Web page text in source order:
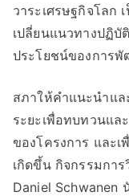
วาระเศรษฐกิจโลก
เปลี่ยนแนวทางปฏิบั
ประโยชน์ของการ
สภาให้คำแนะนำแ
ระยะเพื่อทบทวนแล
ของโครงการ และเ
เกิดขึ้น กิจกรรมกา
Daniel Schwanen